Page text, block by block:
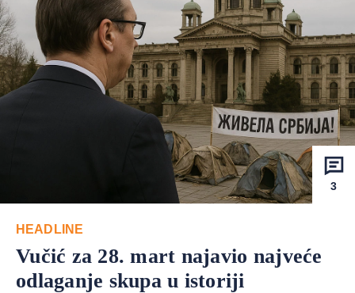
3
HEADLINE
Vučić za 28. mart najavio najveće
odlaganje skupa u istoriji